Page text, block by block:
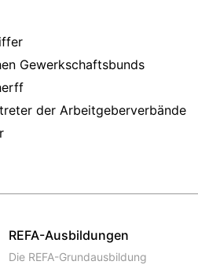
Gewerkschaftsbunds
der Arbeitgeberverbände
REFA-Ausbildungen
Die REFA-Grundausbildung